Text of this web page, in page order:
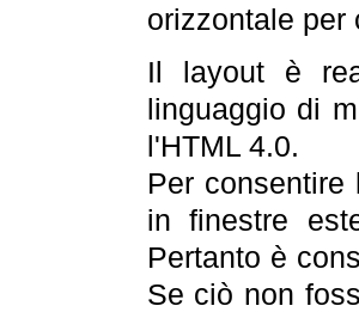
orizzontale per
Il layout è
linguaggio di
l'HTML 4.0.
Per
in finestre
Pertanto è
Se ciò non